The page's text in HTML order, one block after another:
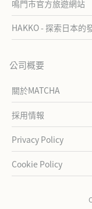
鳴門市官方旅遊網站
HAKKO - 探索日本的
公司概要
關於MATCHA
採用情報
Privacy Policy
Cookie Policy